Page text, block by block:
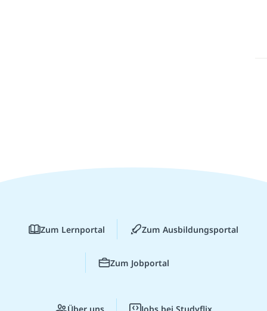
Zum Lernportal Zum Ausbildungsportal
Zum Jobportal
Über uns Jobs bei Studyflix